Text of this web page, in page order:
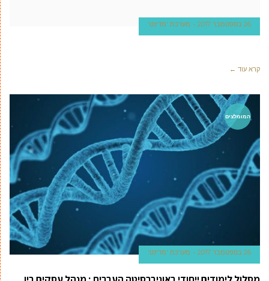
26 בספטמבר 2017 מערכת 'מדינט'
קרא עוד ←
המומלצים
26 בספטמבר 2017 מערכת 'מדינט'